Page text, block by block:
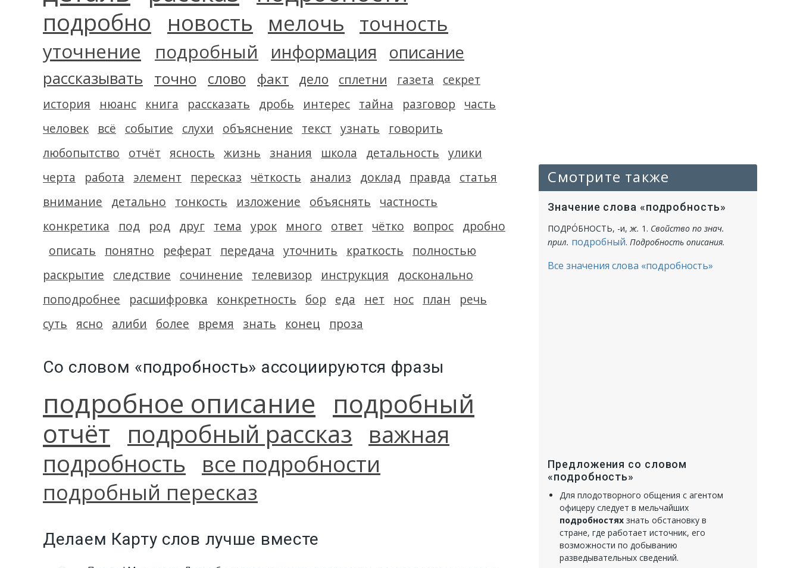
подробно новость мелочь точность
уточнение подробный информация описание
рассказывать точно слово факт дело сплетни газета
секрет
история
нюанс книга рассказать дробь интерес тайна разговор
часть
человек
всё событие слухи объяснение текст узнать
говорить
любопытство
отчёт ясность жизнь знания школа детальность улики
черта
работа элемент пересказ чёткость анализ доклад правда
статья
внимание
детально тонкость изложение объяснять
частность
конкретика
под род друг тема урок много ответ чётко вопрос дробно
описать
понятно реферат передача уточнить краткость
полностью
раскрытие
следствие сочинение телевизор инструкция
досконально
поподробнее
расшифровка конкретность бор еда нет нос план
речь
суть ясно алиби более время знать конец проза
Со словом «подробность» ассоциируются фразы
подробное описание
подробный
отчёт подробный рассказ
важная
подробность
все подробности
подробный пересказ
Делаем Карту слов лучше вместе
Смотрите также
Значение слова «подробность»
ПОДРО́БНОСТЬ, -и,ж. 1. Свойство по знач.
прил. подробный.Подробность описания.
Все значения слова «подробность»
Предложения со словом
«подробность»
Для плодотворного общения с агентом
офицеру следует в мельчайших
подробностях знать обстановку в
стране, где работает источник, его
возможности по добыванию
разведывательных сведений.